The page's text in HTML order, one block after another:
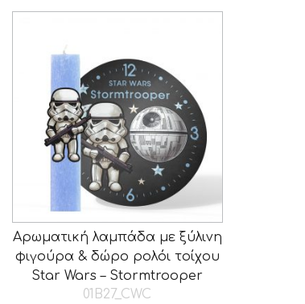
Αρωματική λαμπάδα με ξύλινη
φιγούρα & δώρο ρολόι τοίχου
Star Wars – Stormtrooper
01B27_CWC